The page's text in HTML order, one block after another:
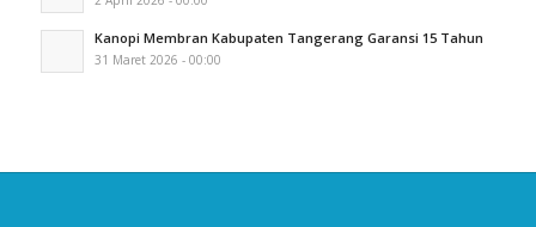
Kanopi Membran Kabupaten Tangerang Garansi 15 Tahun
31 Maret 2026 - 00:00